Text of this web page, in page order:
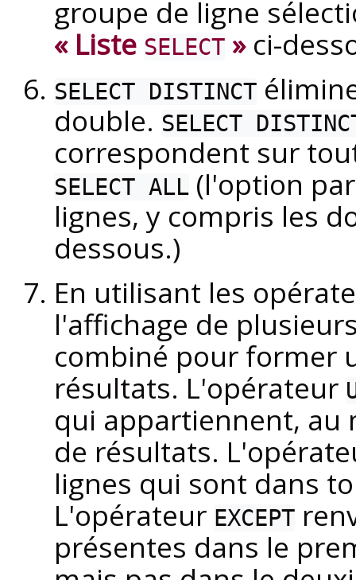
groupe de ligne
« Liste SELECT »ci-
SELECT DISTINCT
double. SELECT
correspondent sur
SELECT ALL (l'option
lignes, y compris les
dessous.)
En utilisant les
l'affichage de
combiné pour former
résultats. L'opérateur
qui appartiennent, au
de résultats.
lignes qui sont dans
L'opérateur EXCEPT
présentes dans le